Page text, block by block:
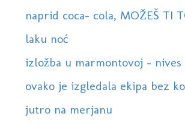
naprid coca- cola, MOŽEŠ TI
laku noć
izložba u marmontovoj - nives
ovako je izgledala ekipa bez
jutro na merjanu